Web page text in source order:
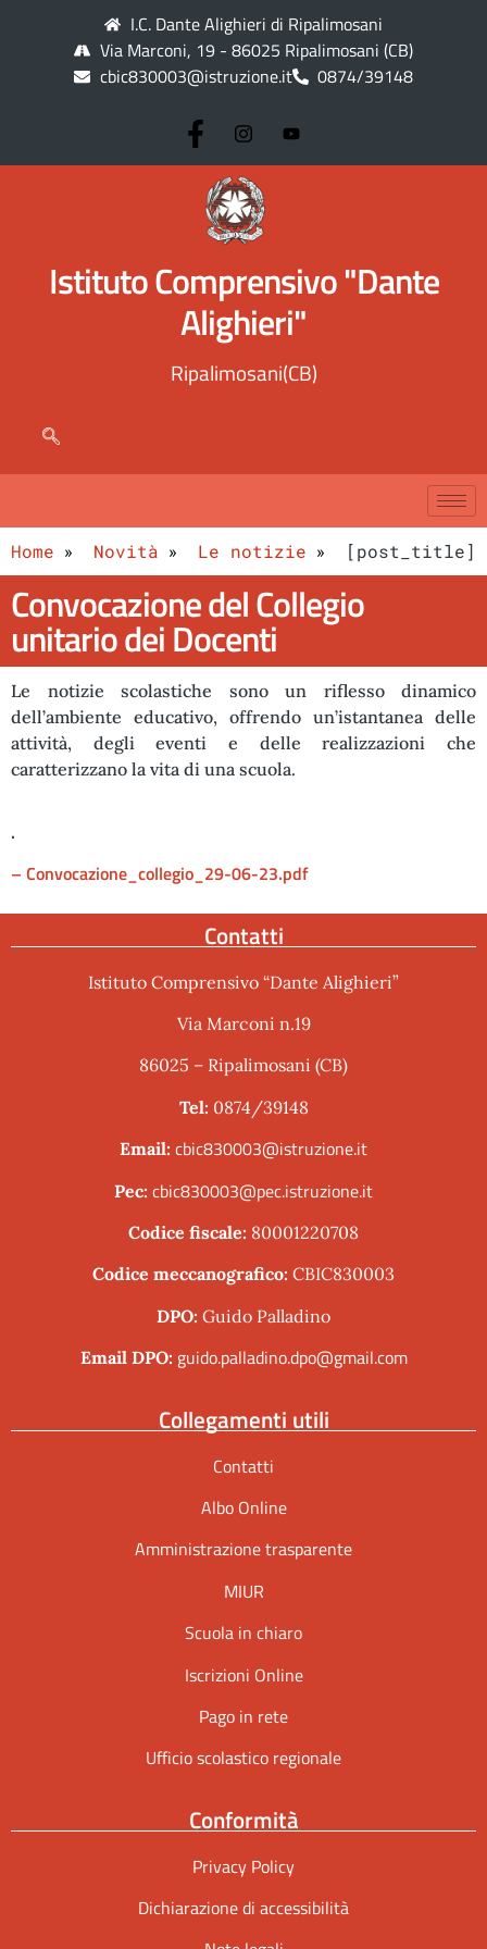
I.C. Dante Alighieri di Ripalimosani
Via Marconi, 19 - 86025 Ripalimosani (CB)
cbic830003@istruzione.it
0874/39148
Istituto Comprensivo "Dante
Alighieri"
Ripalimosani(CB)
Home Novità Le notizie [post_title]
Convocazione del Collegio
unitario dei Docenti
Le notizie scolastiche sono un riflesso dinamico
dell’ambiente educativo, offrendo un’istantanea delle
attività, degli eventi e delle realizzazioni che
caratterizzano la vita di una scuola.
.
– Convocazione_collegio_29-06-23.pdf
Contatti
Istituto Comprensivo “Dante Alighieri”
Via Marconi n.19
86025 – Ripalimosani (CB)
Tel: 0874/39148
Email: cbic830003@istruzione.it
Pec: cbic830003@pec.istruzione.it
Codice fiscale: 80001220708
Codice meccanografico: CBIC830003
DPO: Guido Palladino
Email DPO: guido.palladino.dpo@gmail.com
Collegamenti utili
Contatti
Albo Online
Amministrazione trasparente
MIUR
Scuola in chiaro
Iscrizioni Online
Pago in rete
Ufficio scolastico regionale
Conformità
Privacy Policy
Dichiarazione di accessibilità